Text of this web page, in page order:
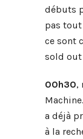
débuts
pas
ce sont
sold out
00h30,
a déjà
à la